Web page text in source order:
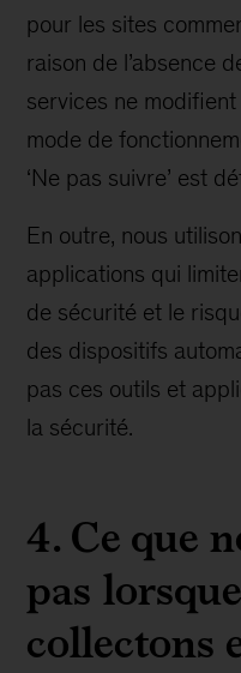
pour les sites
raison de l’absence
services ne
mode de
‘Ne pas suivre’ est
En outre, nous
applications qui
de sécurité et le
des dispositifs
pas ces outils et
la sécurité.
4.Ce que
pas
collectons